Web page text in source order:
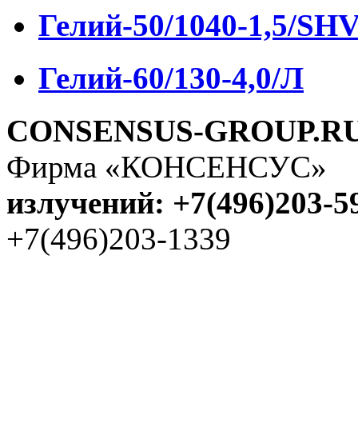
Гелий-50/1040-1,5/
Гелий-60/130-4,0/Л
CONSENSUS-
Фирма
излучений: +7(496)203-
+7(496)203-1339